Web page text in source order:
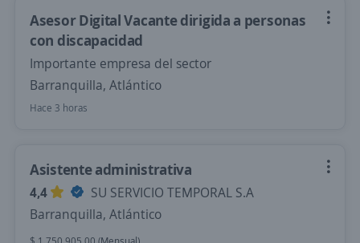
Asesor Digital Vacante dirigida a personas
con discapacidad
Importante empresa del sector
Barranquilla, Atlántico
Hace 3 horas
Asistente administrativa
4,4
SU SERVICIO TEMPORAL S.A
Barranquilla, Atlántico